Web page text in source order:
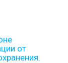
от